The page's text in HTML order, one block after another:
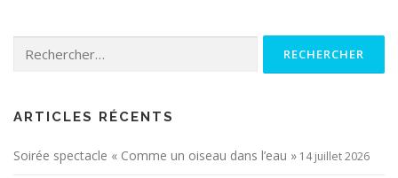
ARTICLES RÉCENTS
Soirée spectacle « Comme un oiseau dans l’eau » 14 juillet 2026